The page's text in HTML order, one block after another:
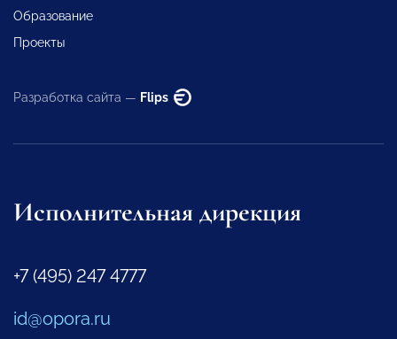
Образование
Проекты
Разработка сайта — Flips
Исполнительная дирекция
+7 (495) 247 4777
id@opora.ru